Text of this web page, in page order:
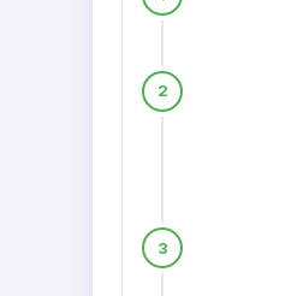
2
3